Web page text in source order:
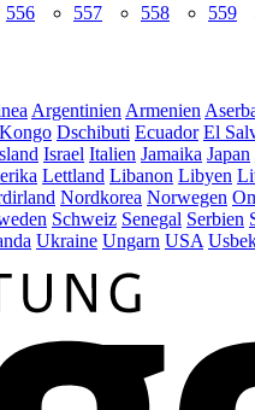
556 557 558 559
Argentinien Armenien
Dschibuti Ecuador El
Israel Italien Jamaika Japan
Lettland Libanon Libyen
Nordkorea Norwegen
Schweiz Senegal Serbien
Ukraine Ungarn USA